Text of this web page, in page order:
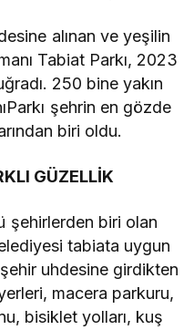
alınan ve yeşilin
Tabiat Parkı, 2023
250 bine yakın
şehrin en gözde
biri oldu.
GÜZELLİK
şehirlerden biri olan
tabiata uygun
uhdesine girdikten
macera parkuru,
bisiklet yolları, kuş